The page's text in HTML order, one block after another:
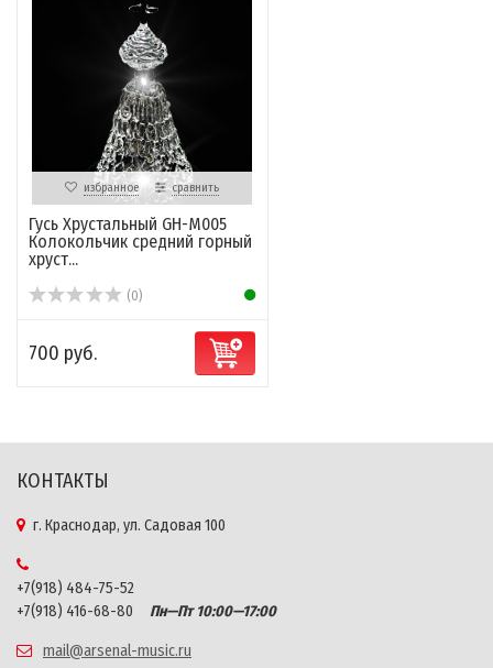
избранное сравнить
Гусь Хрустальный GH-M005
Колокольчик средний горный
хруст...
(0)
700 руб.
КОНТАКТЫ
г. Краснодар, ул. Садовая 100
+7(918) 484-75-52
+7(918) 416-68-80
Пн—Пт 10:00—17:00
mail@arsenal-music.ru